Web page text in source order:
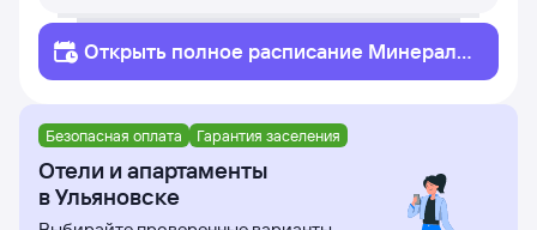
Открыть полное расписание Минераль
ные Воды
Ульяновск
Безопасная оплата Гарантия заселения
Отели и апартаменты
в Ульяновске